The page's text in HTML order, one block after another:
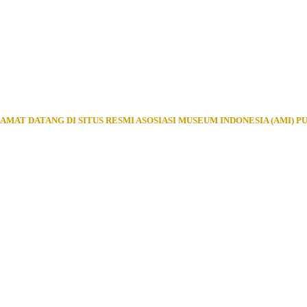
DATANG DI SITUS RESMI ASOSIASI MUSEUM INDONESIA (AMI)